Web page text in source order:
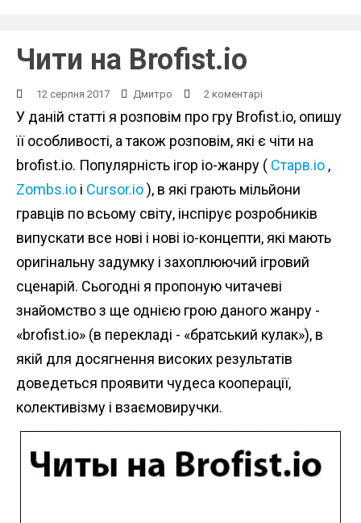
Чити на Brofist.io
12 серпня 2017 Дмитро 2 коментарі
У даній статті я розповім про гру Brofist.io, опишу
її особливості, а також розповім, які є чіти на
brofist.io. Популярність ігор io-жанру ( Старв.іо ,
Zombs.io і Cursor.io), в які грають мільйони
гравців по всьому світу, інспірує розробників
випускати все нові і нові io-концепти, які мають
оригінальну задумку і захоплюючий ігровий
сценарій. Сьогодні я пропоную читачеві
знайомство з ще однією грою даного жанру -
«brofist.io» (в перекладі - «братський кулак»), в
якій для досягнення високих результатів
доведеться проявити чудеса кооперації,
колективізму і взаємовиручки.